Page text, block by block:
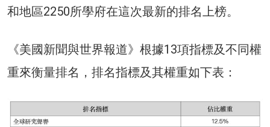
和地區2250所學府在這次最新的排名上榜。
《美國新聞與世界報道》根據13項指標及不同權
重來衡量排名，排名指標及其權重如下表：